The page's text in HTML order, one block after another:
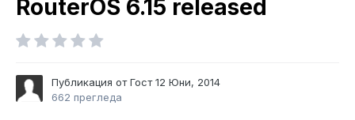
RouterOS 6.15 released
Публикация от Гост12 Юни, 2014
662 прегледа